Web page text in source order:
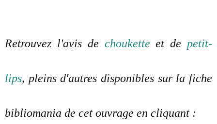
Retrouvez l'avis de choukette et de petit-
lips, pleins d'autres disponibles sur la fiche
bibliomania de cet ouvrage en cliquant :